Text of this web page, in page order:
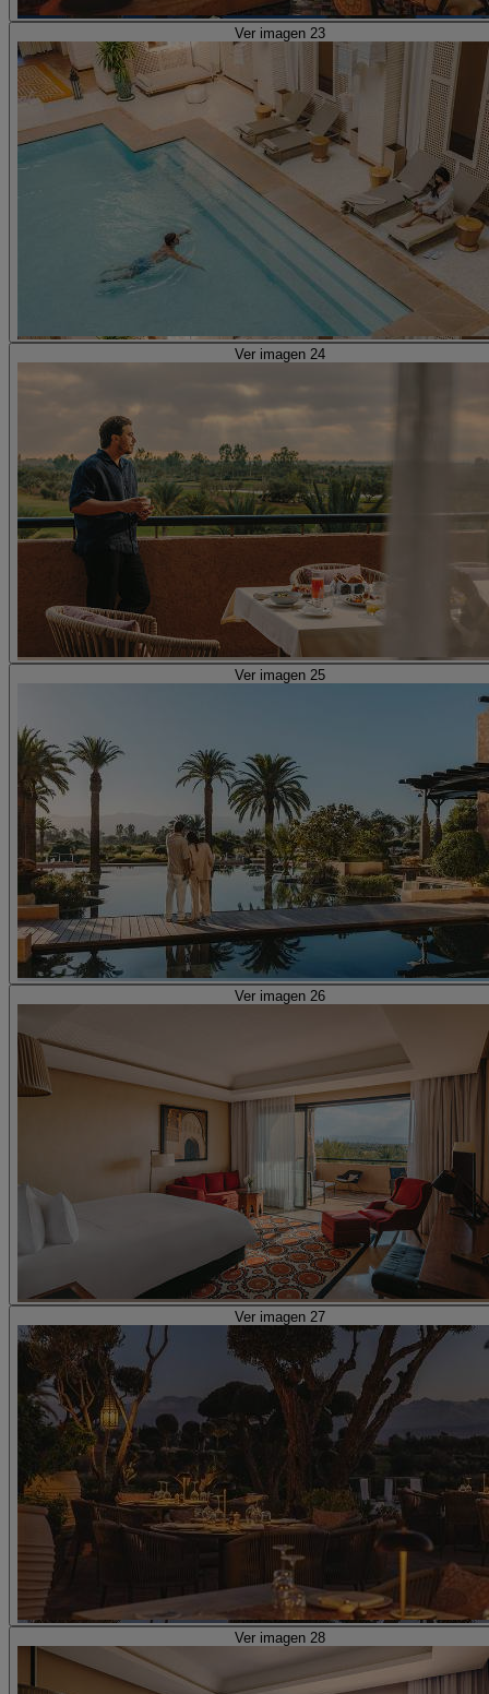
Ver imagen 23
Ver imagen 24
Ver imagen 25
Ver imagen 26
Ver imagen 27
Ver imagen 28